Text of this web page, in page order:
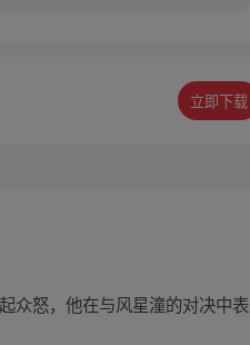
立即下载
众怒，他在与风星潼的对决中表